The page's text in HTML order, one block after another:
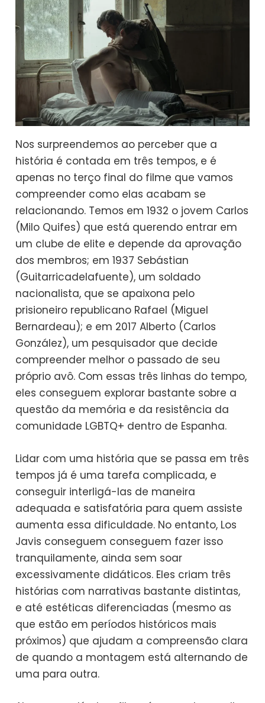
Nos surpreendemos ao perceber que a
história é contada em três tempos, e é
apenas no terço final do filme que vamos
compreender como elas acabam se
relacionando. Temos em 1932 o jovem Carlos
(Milo Quifes) que está querendo entrar em
um clube de elite e depende da aprovação
dos membros; em 1937 Sebástian
(Guitarricadelafuente), um soldado
nacionalista, que se apaixona pelo
prisioneiro republicano Rafael (Miguel
Bernardeau); e em 2017 Alberto (Carlos
González), um pesquisador que decide
compreender melhor o passado de seu
próprio avô. Com essas três linhas do tempo,
eles conseguem explorar bastante sobre a
questão da memória e da resistência da
comunidade LGBTQ+ dentro de Espanha.
Lidar com uma história que se passa em três
tempos já é uma tarefa complicada, e
conseguir interligá-las de maneira
adequada e satisfatória para quem assiste
aumenta essa dificuldade. No entanto, Los
Javis conseguem conseguem fazer isso
tranquilamente, ainda sem soar
excessivamente didáticos. Eles criam três
histórias com narrativas bastante distintas,
e até estéticas diferenciadas (mesmo as
que estão em períodos históricos mais
próximos) que ajudam a compreensão clara
de quando a montagem está alternando de
uma para outra.